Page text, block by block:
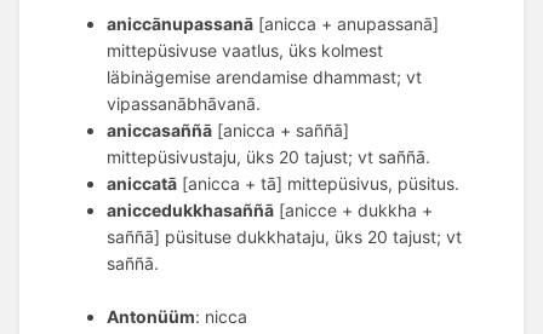
aniccānupassanā [anicca + anupassanā]
mittepüsivuse vaatlus, üks kolmest
läbinägemise arendamise dhammast; vt
vipassanābhāvanā.
aniccasaññā [anicca + saññā]
mittepüsivustaju, üks 20 tajust; vt saññā.
aniccatā [anicca + tā] mittepüsivus, püsitus.
aniccedukkhasaññā [anicce + dukkha +
saññā] püsituse dukkhataju, üks 20 tajust; vt
saññā.
Antonüüm: nicca